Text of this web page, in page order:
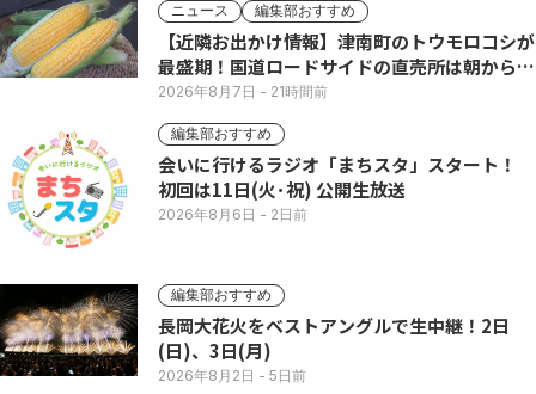
ニュース 編集部おすすめ
【近隣お出かけ情報】津南町のトウモロコシが
最盛期！国道ロードサイドの直売所は朝から長
い列
2026年8月7日 - 21時間前
編集部おすすめ
会いに行けるラジオ「まちスタ」スタート！
初回は11日(火･祝) 公開生放送
2026年8月6日 - 2日前
編集部おすすめ
長岡大花火をベストアングルで生中継！2日
(日)、3日(月)
2026年8月2日 - 5日前